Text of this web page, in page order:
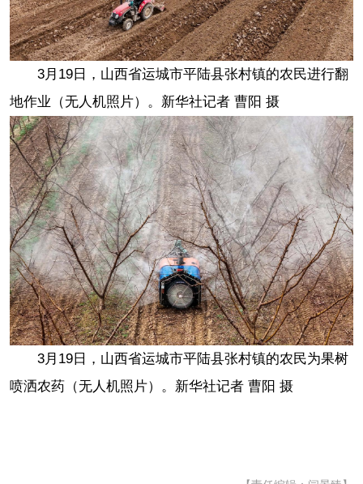
3月19日，山西省运城市平陆县张村镇的农民进行翻
地作业（无人机照片）。新华社记者 曹阳 摄
3月19日，山西省运城市平陆县张村镇的农民为果树
喷洒农药（无人机照片）。新华社记者 曹阳 摄